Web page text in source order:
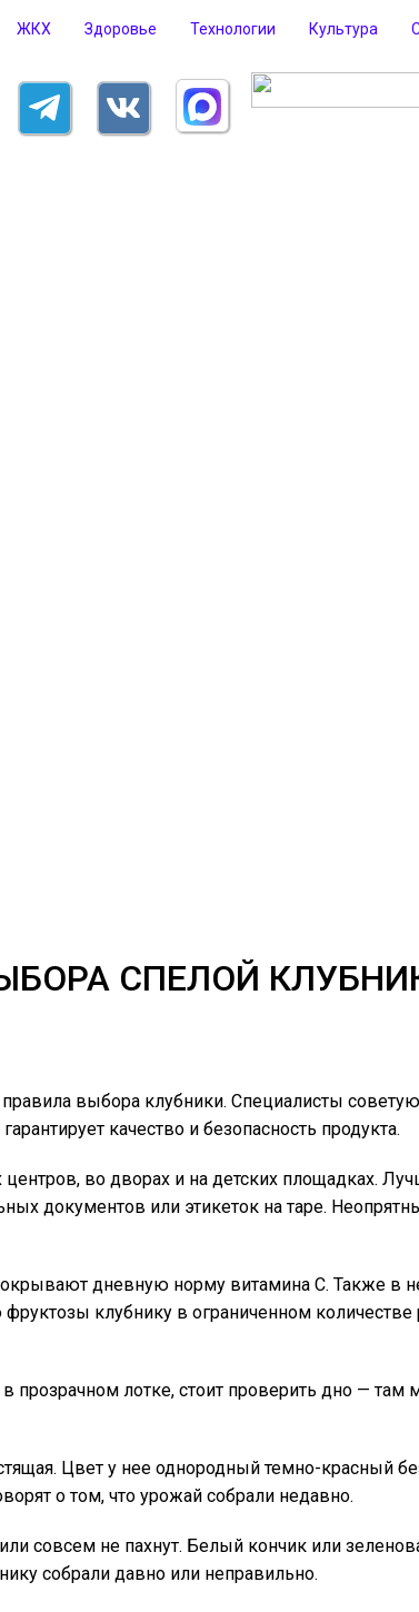
ЖКХ Здоровье Технологии Культура
СПЕЛОЙ
выбора клубники. Специалисты
качество и безопасность продукта.
во дворах и на детских площадках.
документов или этикеток на таре.
дневную норму витамина С. Также в
клубнику в ограниченном
лотке, стоит проверить дно — там
Цвет у нее однородный темно-красный
о том, что урожай собрали недавно.
совсем не пахнут. Белый кончик или
собрали давно или неправильно.